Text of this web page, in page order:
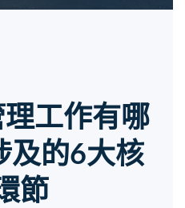
工作有哪
及的6大核
節